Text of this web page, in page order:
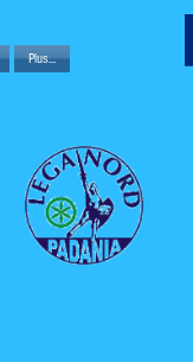
Plus...